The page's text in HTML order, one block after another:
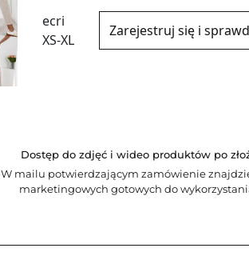
ecri
XS-XL
Zarejestruj się i
Dostęp do zdjęć i wideo produktów po
W mailu potwierdzającym zamówienie
marketingowych gotowych do